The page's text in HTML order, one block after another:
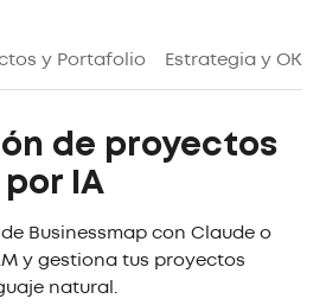
y Portafolio Estrategia y
de proyectos
IA
Businessmap con Claude o
y gestiona tus proyectos
natural.